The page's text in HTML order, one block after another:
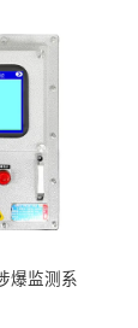
爆监测系